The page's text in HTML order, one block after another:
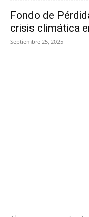
Fondo de
crisis climática
Septiembre 25, 2025